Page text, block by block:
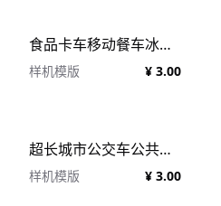
食品卡车移动餐车冰淇淋地摊房车车身广告设计贴图展示样机模板 Food Truck Mockup
样机模版 ¥ 3.00
超长城市公交车公共汽车车身广告贴图展示样机模板 Long city bus mockup
样机模版 ¥ 3.00